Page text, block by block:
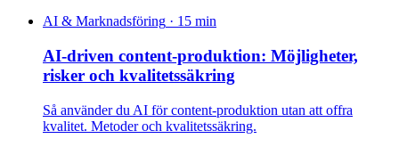
AI & Marknadsföring · 15 min
AI-driven content-produktion: Möjligheter,
risker och kvalitetssäkring
Så använder du AI för content-produktion utan att offra
kvalitet. Metoder och kvalitetssäkring.